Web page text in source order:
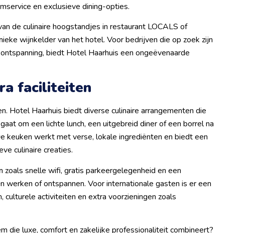
en exclusieve dining-opties.
de culinaire hoogstandjes in restaurant LOCALS of
wijnkelder van het hotel. Voor bedrijven die op zoek zijn
biedt Hotel Haarhuis een ongeëvenaarde
faciliteiten
Hotel Haarhuis biedt diverse culinaire arrangementen die
om een lichte lunch, een uitgebreid diner of een borrel na
keuken werkt met verse, lokale ingrediënten en biedt een
culinaire creaties.
snelle wifi, gratis parkeergelegenheid en een
of ontspannen. Voor internationale gasten is er een
culturele activiteiten en extra voorzieningen zoals
die luxe, comfort en zakelijke professionaliteit combineert?